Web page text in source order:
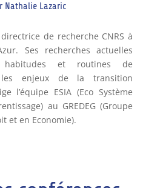
Nathalie Lazaric
de recherche CNRS à
Ses recherches actuelles
et routines de
les enjeux de la transition
l’équipe ESIA (Eco Système
au GREDEG (Groupe
et en Economie).